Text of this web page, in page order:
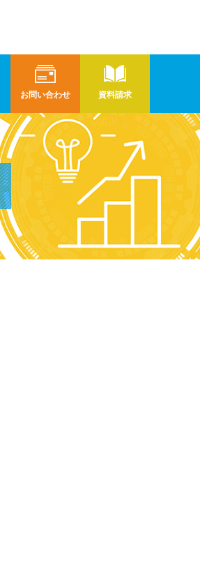
お問い合わせ 資料請求